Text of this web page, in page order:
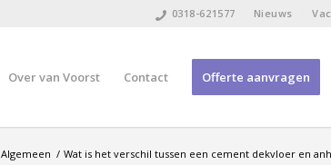
Nieuws
0318-621577
Over van Voorst Contact Offerte aanvragen
Algemeen / Wat is het verschil tussen een cement dekvloer en